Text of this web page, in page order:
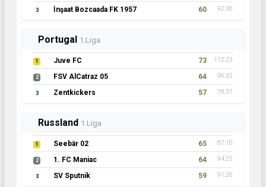
3 İnşaat Bozcaada FK 1957 60 92:36
Portugal 1.Liga
1 Juve FC 73 112:23
2 FSV AlCatraz 05 64 96:32
3 Zentkickers 57 78:37
Russland 1.Liga
1 Seebär 02 65 87:16
2 1. FC Maniac 64 94:25
3 SV Sputnik 59 91:26